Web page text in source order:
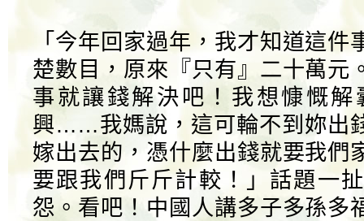
「今年回家過年，我才知道這
楚數目，原來『只有』二十萬元
事就讓錢解決吧！我想慷慨
興……我媽說，這可輪不到妳出
嫁出去的，憑什麼出錢就要我們
要跟我們斤斤計較！」話題一
怨。看吧！中國人講多子多孫多